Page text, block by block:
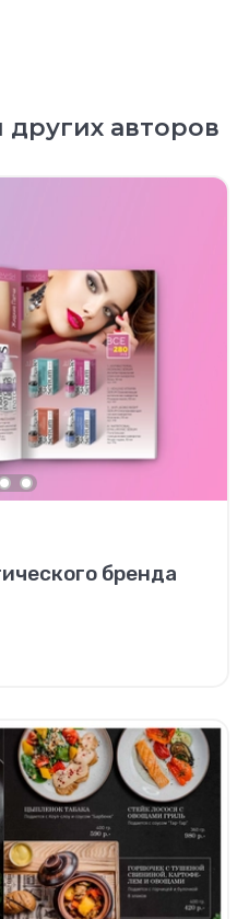
авторов
бренда